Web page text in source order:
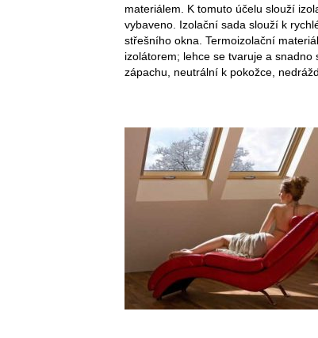
materiálem. K tomuto účelu slouží
vybaveno. Izolační sada slouží k
střešního okna. Termoizolační
izolátorem; lehce se tvaruje a
zápachu, neutrální k pokožce,